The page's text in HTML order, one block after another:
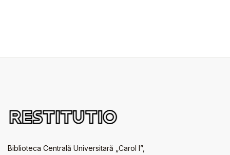
Biblioteca Centrală Universitară „Carol I”,